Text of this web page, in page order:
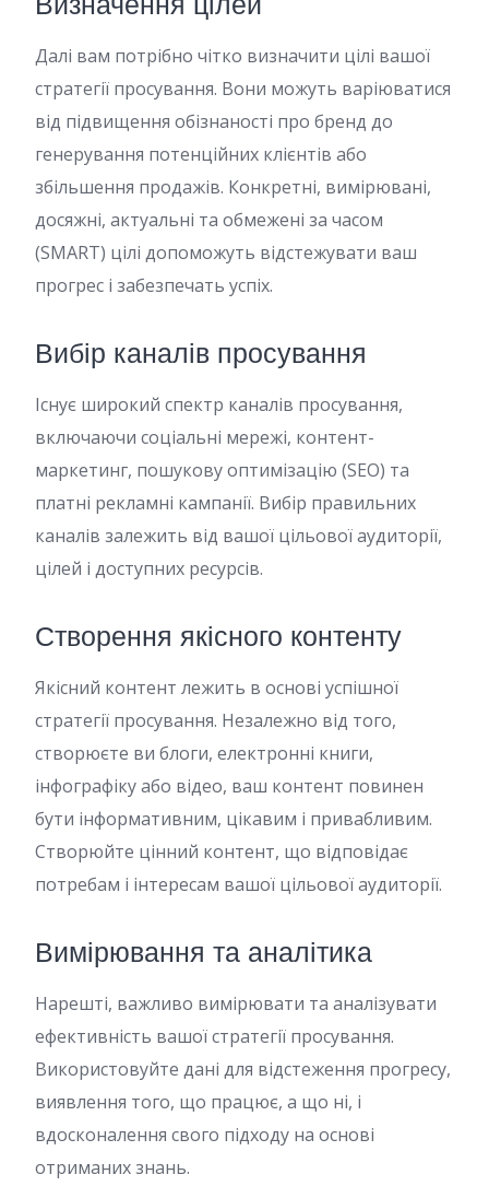
Далі вам потрібно чітко визначити цілі вашої
стратегії просування. Вони можуть варіюватися
від підвищення обізнаності про бренд до
генерування потенційних клієнтів або
збільшення продажів. Конкретні, вимірювані,
досяжні, актуальні та обмежені за часом
(SMART) цілі допоможуть відстежувати ваш
прогрес і забезпечать успіх.
Вибір каналів просування
Існує широкий спектр каналів просування,
включаючи соціальні мережі, контент-
маркетинг, пошукову оптимізацію (SEO) та
платні рекламні кампанії. Вибір правильних
каналів залежить від вашої цільової аудиторії,
цілей і доступних ресурсів.
Створення якісного контенту
Якісний контент лежить в основі успішної
стратегії просування. Незалежно від того,
створюєте ви блоги, електронні книги,
інфографіку або відео, ваш контент повинен
бути інформативним, цікавим і привабливим.
Створюйте цінний контент, що відповідає
потребам і інтересам вашої цільової аудиторії.
Вимірювання та аналітика
Нарешті, важливо вимірювати та аналізувати
ефективність вашої стратегії просування.
Використовуйте дані для відстеження прогресу,
виявлення того, що працює, а що ні, і
вдосконалення свого підходу на основі
отриманих знань.